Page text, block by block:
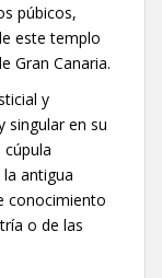
púbicos,
este templo
Gran Canaria.
y
singular en su
antigua
conocimiento
o de las